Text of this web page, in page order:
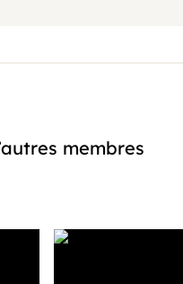
membres